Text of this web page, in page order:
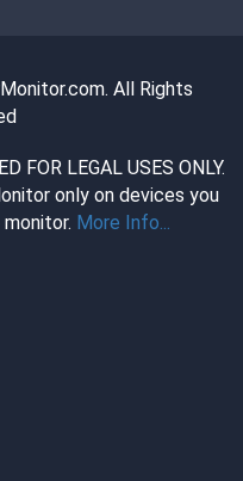
All Rights
FOR LEGAL USES ONLY.
only on devices you
More Info...